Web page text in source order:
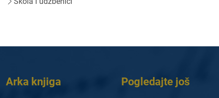
Arka knjiga Pogledajte još